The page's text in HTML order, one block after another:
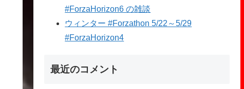
#ForzaHorizon6 の雑談
ウィンター #Forzathon 5/22～5/29
#ForzaHorizon4
最近のコメント